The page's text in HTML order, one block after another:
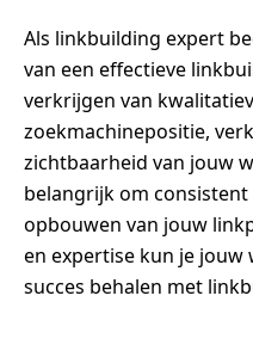
Als linkbuilding expert
van een effectieve
verkrijgen van
zoekmachinepositie,
zichtbaarheid van jouw
belangrijk om
opbouwen van jouw
en expertise kun je jouw
succes behalen met